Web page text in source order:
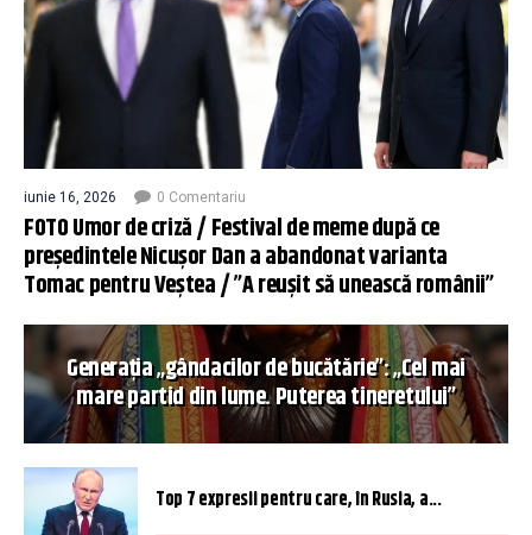
iunie 16, 2026 0 Comentariu
FOTO Umor de criză / Festival de meme după ce
președintele Nicușor Dan a abandonat varianta
Tomac pentru Veștea / ”A reușit să unească românii”
Generația „gândacilor de bucătărie”: „Cel mai
mare partid din lume. Puterea tineretului”
Top 7 expresii pentru care, în Rusia, a...